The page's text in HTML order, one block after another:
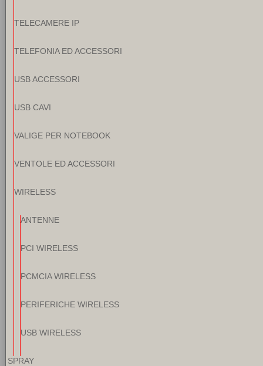
TELECAMERE IP
TELEFONIA ED ACCESSORI
USB ACCESSORI
USB CAVI
VALIGE PER NOTEBOOK
VENTOLE ED ACCESSORI
WIRELESS
ANTENNE
PCI WIRELESS
PCMCIA WIRELESS
PERIFERICHE WIRELESS
USB WIRELESS
SPRAY